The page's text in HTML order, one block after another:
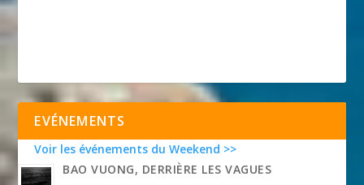
EVÉNEMENTS
Voir les événements du Weekend >>
BAO VUONG, DERRIÈRE LES VAGUES